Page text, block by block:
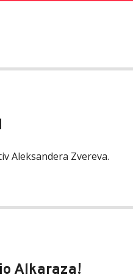
Aleksandera Zvereva.
Alkaraza!